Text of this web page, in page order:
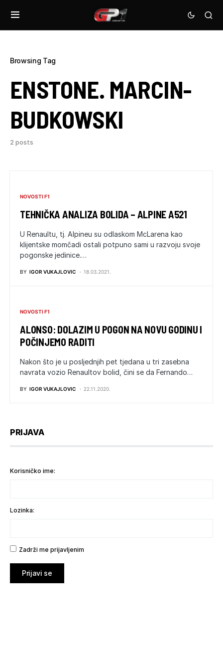
Browsing Tag
ENSTONE. MARCIN-
BUDKOWSKI
2 posts
NOVOSTI F1
TEHNIČKA ANALIZA BOLIDA – ALPINE A521
U Renaultu, tj. Alpineu su odlaskom McLarena kao
klijentske momčadi ostali potpuno sami u razvoju svoje
pogonske jedinice.…
BY IGOR VUKAJLOVIC 18.03.2021.
NOVOSTI F1
ALONSO: DOLAZIM U POGON NA NOVU GODINU I
POČINJEMO RADITI
Nakon što je u posljednjih pet tjedana u tri zasebna
navrata vozio Renaultov bolid, čini se da Fernando…
BY IGOR VUKAJLOVIC 22.11.2020.
PRIJAVA
Korisničko ime:
Lozinka:
Zadrži me prijavljenim
Prijavi se